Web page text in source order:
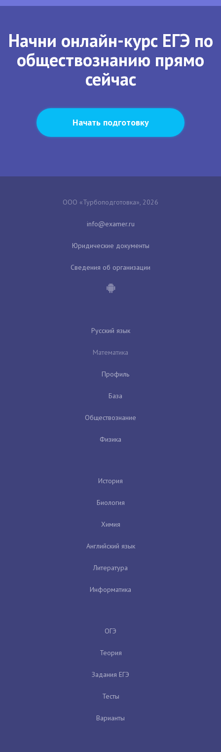
Начни онлайн-курс ЕГЭ по
обществознанию прямо
сейчас
Начать подготовку
ООО «Турбоподготовка», 2026
Юридические документы
Сведения об организации
Русский язык
Математика
Профиль
База
Обществознание
Физика
История
Биология
Химия
Английский язык
Литература
Информатика
ОГЭ
Теория
Задания ЕГЭ
Тесты
Варианты